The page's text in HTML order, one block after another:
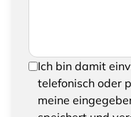
Um Ihre Anfrage
Sie bitte das
eingegebenen
Ich bin damit
telefonisch oder
meine